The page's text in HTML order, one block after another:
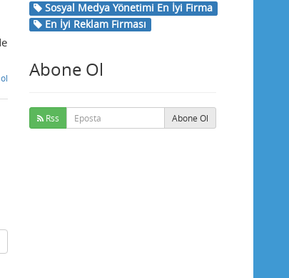
Sosyal Medya Yönetimi En İyi Firma
En İyi Reklam Firması
Abone Ol
Rss Abone Ol